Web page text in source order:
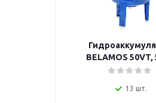
BELAMOS 50VT,
вертикальный
13 шт.